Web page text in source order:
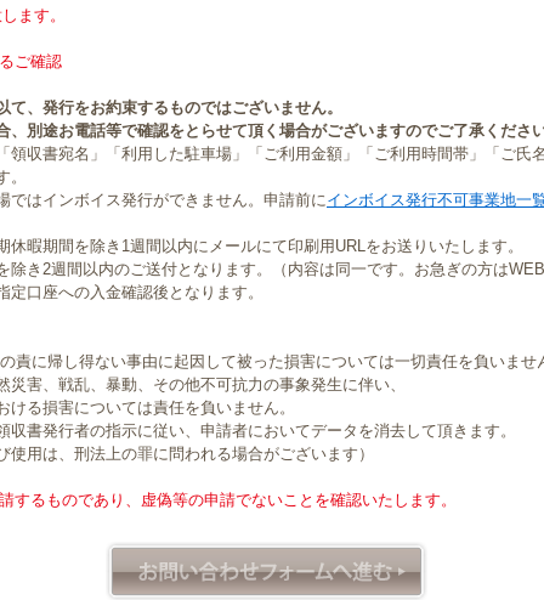
ます。
ご確認
、発行をお約束するものではございません。
、別途お電話等で確認をとらせて頂く場合がございますのでご了承くださ
領収書宛名」「利用した駐車場」「ご利用金額」「ご利用時間帯」「ご氏
ではインボイス発行ができません。申請前にインボイス発行不可事業地一
暇期間を除き1週間以内にメールにて印刷用URLをお送りいたします。
除き2週間以内のご送付となります。（内容は同一です。お急ぎの方は
口座への入金確認後となります。
責に帰し得ない事由に起因して被った損害については一切責任を負いませ
害、戦乱、暴動、その他不可抗力の事象発生に伴い、
る損害については責任を負いません。
書発行者の指示に従い、申請者においてデータを消去して頂きます。
用は、刑法上の罪に問われる場合がございます）
するものであり、虚偽等の申請でないことを確認いたします。